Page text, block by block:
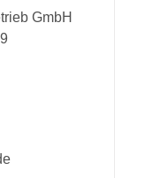
GmbH